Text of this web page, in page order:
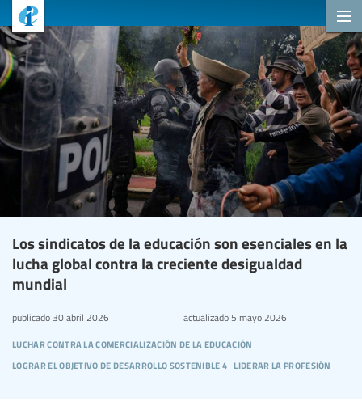
Los sindicatos de la educación son esenciales en la
lucha global contra la creciente desigualdad
mundial
luchar contra la comercialización de la educación
lograr el objetivo de desarrollo sostenible 4 liderar la profesión
publicado 30 abril 2026 actualizado5 mayo 2026